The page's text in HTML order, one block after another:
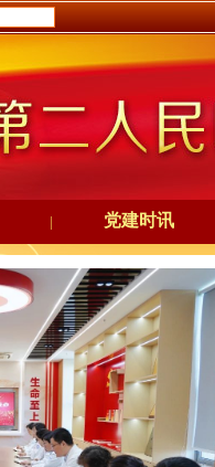
| 党建时讯